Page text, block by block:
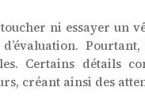
ni essayer un
Certains détails
créant ainsi des